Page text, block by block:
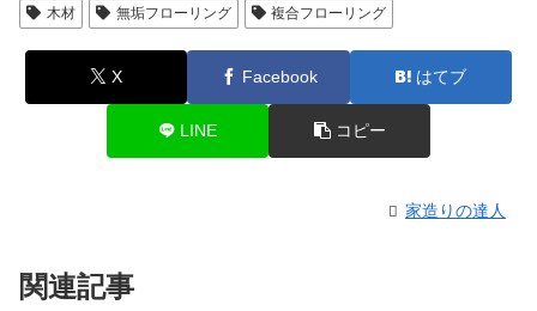
木材
無垢フローリング 複合フローリング
X Facebook はてブ
LINE コピー
家造りの達人
関連記事